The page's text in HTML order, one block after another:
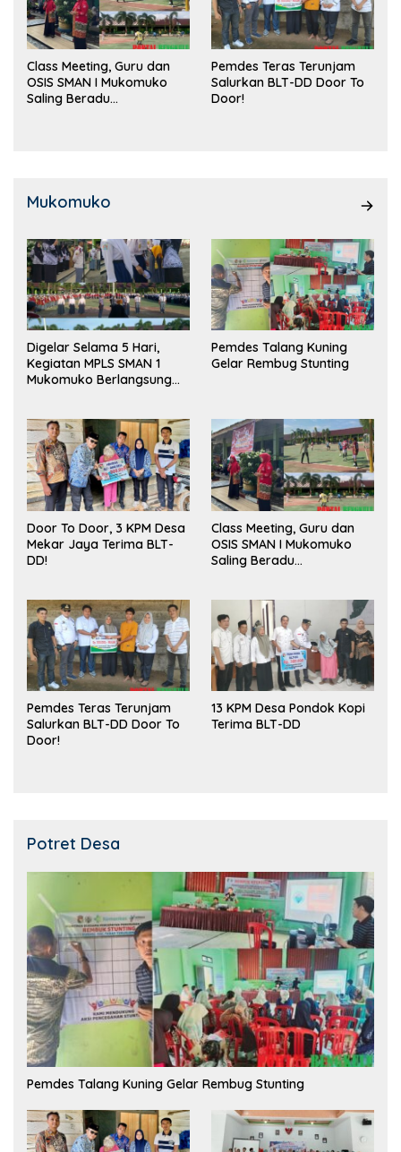
Class Meeting, Guru dan
OSIS SMAN I Mukomuko
Saling Beradu
Pemdes Teras Terunjam
Salurkan BLT-DD Door To
Door!
Mukomuko
Digelar Selama 5 Hari,
Kegiatan MPLS SMAN 1
Mukomuko Berlangsung
Pemdes Talang Kuning
Gelar Rembug Stunting
Door To Door, 3 KPM Desa
Mekar Jaya Terima BLT-
DD!
Class Meeting, Guru dan
OSIS SMAN I Mukomuko
Saling Beradu
Pemdes Teras Terunjam
Salurkan BLT-DD Door To
Door!
13 KPM Desa Pondok Kopi
Terima BLT-DD
Potret Desa
Pemdes Talang Kuning Gelar Rembug Stunting